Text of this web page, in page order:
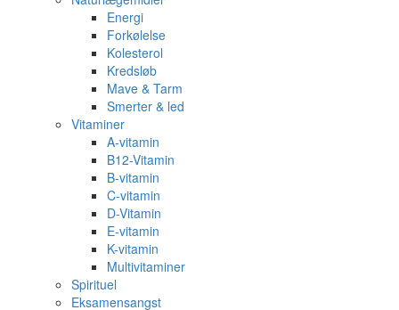
Energi
Forkølelse
Kolesterol
Kredsløb
Mave & Tarm
Smerter & led
Vitaminer
A-vitamin
B12-Vitamin
B-vitamin
C-vitamin
D-Vitamin
E-vitamin
K-vitamin
Multivitaminer
Spirituel
Eksamensangst